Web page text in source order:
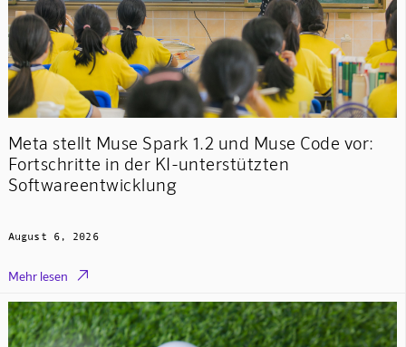
Meta stellt Muse Spark 1.2 und Muse Code vor:
Fortschritte in der KI-unterstützten
Softwareentwicklung
August 6, 2026
Mehr lesen 